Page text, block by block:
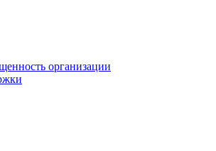
организации